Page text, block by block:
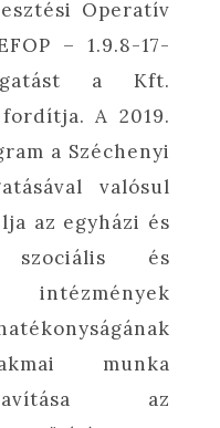
Operatív
– 1.9.8-17-
a Kft.
A 2019.
a Széchenyi
valósul
az egyházi és
és
munka
az